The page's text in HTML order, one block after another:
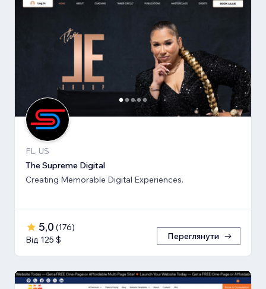
FL, US
The Supreme Digital
Creating Memorable Digital Experiences.
5,0 (176)
Від 125 $
Переглянути